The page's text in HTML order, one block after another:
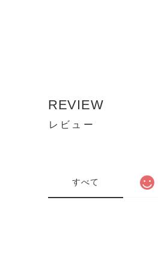
REVIEW
レビュー
すべて